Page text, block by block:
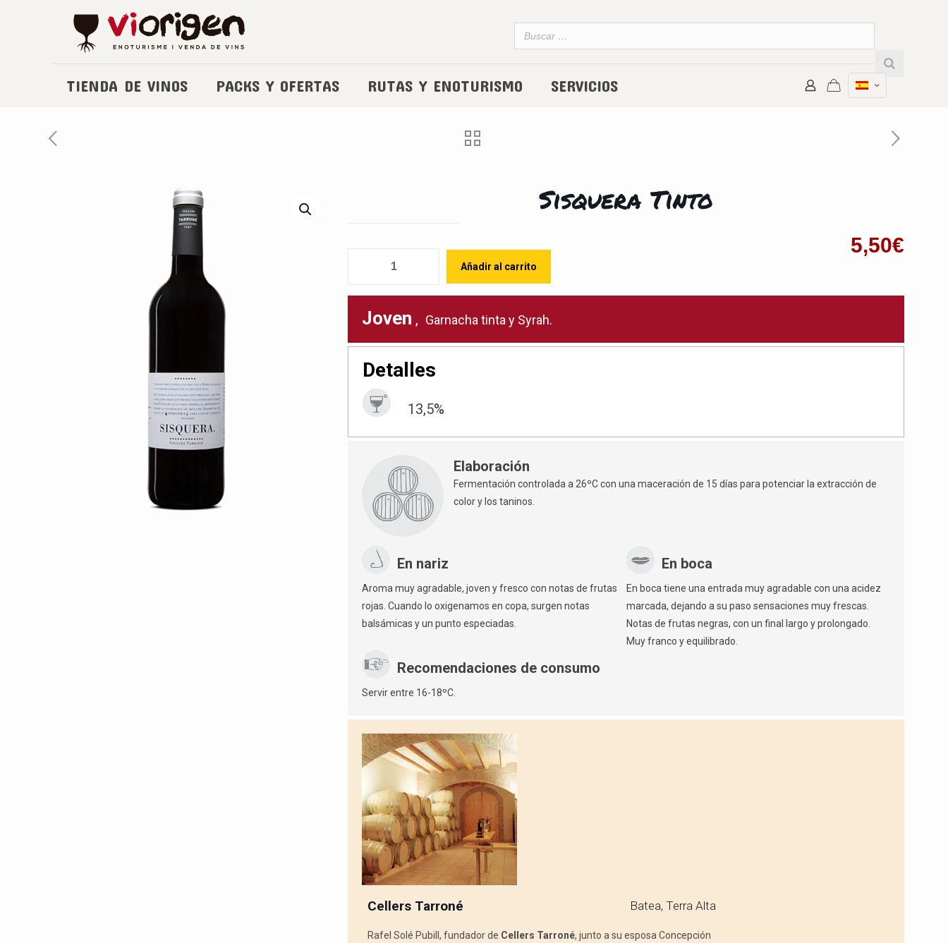
TIENDA DE VINOS PACKS Y OFERTAS RUTAS Y ENOTURISMO SERVICIOS
Sisquera Tinto
5,50€
Añadir al carrito
Joven , Garnacha tinta y Syrah.
Detalles
13,5%
Elaboración
Fermentación controlada a 26ºC con una maceración de 15 días para potenciar la extracción de
color y los taninos.
En nariz
Aroma muy agradable, joven y fresco con notas de frutas
rojas. Cuando lo oxigenamos en copa, surgen notas
balsámicas y un punto especiadas.
En boca
En boca tiene una entrada muy agradable con una acidez
marcada, dejando a su paso sensaciones muy frescas.
Notas de frutas negras, con un final largo y prolongado.
Muy franco y equilibrado.
Recomendaciones de consumo
Servir entre 16-18ºC.
Cellers Tarroné Batea, Terra Alta
Rafel Solé Pubill, fundador de Cellers Tarroné, junto a su esposa Concepción